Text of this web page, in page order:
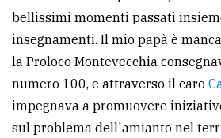
bellissimi momenti passati
insegnamenti. Il mio papà è
la Proloco Montevecchia
numero 100, e attraverso il caro
impegnava a promuovere
sul problema dell'amianto nel